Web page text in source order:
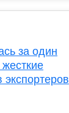
за один
экспортеров